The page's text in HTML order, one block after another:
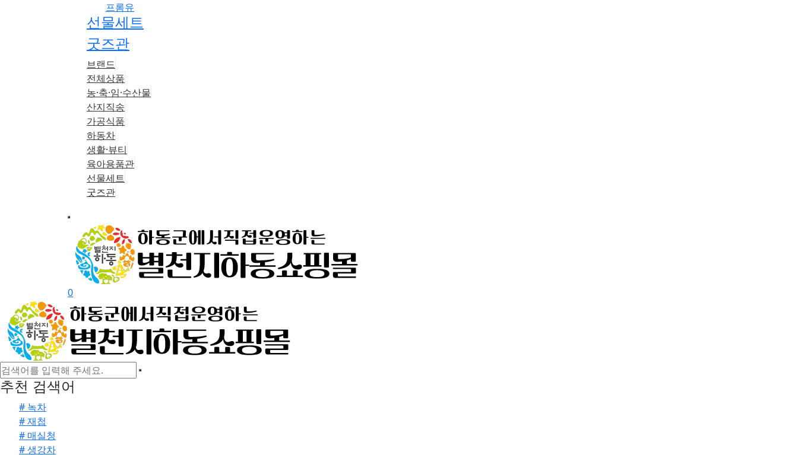
프롬유
선물세트
굿즈관
브랜드
전체상품
농·축·임·수산물
산지직송
가공식품
하동차
생활·뷰티
육아용품관
선물세트
굿즈관
0
추천 검색어
# 녹차
# 재첩
# 매실청
# 생강차